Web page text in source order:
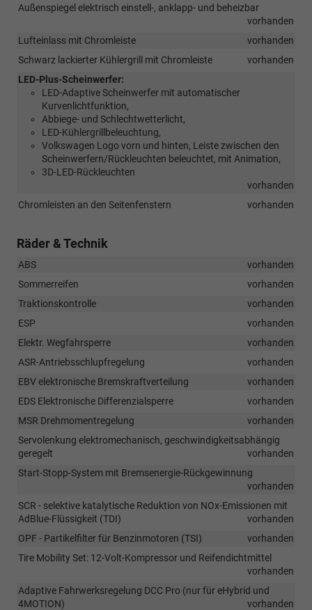
Außenspiegel elektrisch einstell-, anklapp- und beheizbar
vorhanden
Lufteinlass mit Chromleiste
vorhanden
Schwarz lackierter Kühlergrill mit Chromleiste
vorhanden
LED-Plus-Scheinwerfer:
LED-Adaptive Scheinwerfer mit automatischer
Kurvenlichtfunktion,
Abbiege- und Schlechtwetterlicht,
LED-Kühlergrillbeleuchtung,
Volkswagen Logo vorn und hinten, Leiste zwischen den
Scheinwerfern/Rückleuchten beleuchtet, mit Animation,
3D-LED-Rückleuchten
vorhanden
Chromleisten an den Seitenfenstern
vorhanden
Räder & Technik
ABS
vorhanden
Sommerreifen
vorhanden
Traktionskontrolle
vorhanden
ESP
vorhanden
Elektr. Wegfahrsperre
vorhanden
ASR-Antriebsschlupfregelung
vorhanden
EBV elektronische Bremskraftverteilung
vorhanden
EDS Elektronische Differenzialsperre
vorhanden
MSR Drehmomentregelung
vorhanden
Servolenkung elektromechanisch, geschwindigkeitsabhängig
geregelt
vorhanden
Start-Stopp-System mit Bremsenergie-Rückgewinnung
vorhanden
SCR - selektive katalytische Reduktion von NOx-Emissionen mit
AdBlue-Flüssigkeit (TDI)
vorhanden
OPF - Partikelfilter für Benzinmotoren (TSI)
vorhanden
Tire Mobility Set: 12-Volt-Kompressor und Reifendichtmittel
vorhanden
Adaptive Fahrwerksregelung DCC Pro (nur für eHybrid und
4MOTION)
vorhanden